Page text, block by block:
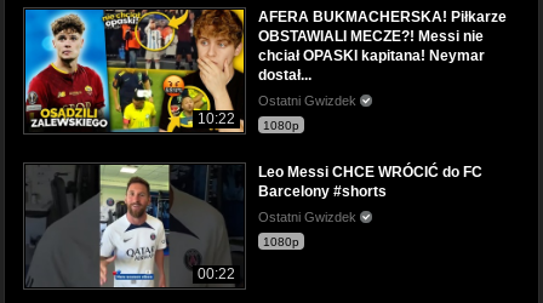
10:22
AFERA BUKMACHERSKA! Piłkarze
OBSTAWIALI MECZE?! Messi nie
chciał OPASKI kapitana! Neymar
dostał...
Ostatni Gwizdek
1080p
00:22
Leo Messi CHCE WRÓCIĆ do FC
Barcelony #shorts
Ostatni Gwizdek
1080p